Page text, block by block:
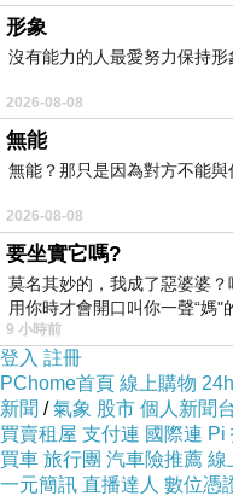
形象
沒有能力的人最愛努力保持形
2026-08-08
無能
無能？那只是因為對方不能與
2026-08-08
要坐實它嗎?
莫名其妙的，我成了惡婆婆
用你時才會開口叫你一聲“媽
9 小時前
登入 註冊
PChome首頁 線上購物
新聞 /氣象 股市 個人新聞台
買賣租屋 支付連 國際連 Pi
買車 旅行團 汽車險推薦 線
一元簡訊 直播達人 數位憑